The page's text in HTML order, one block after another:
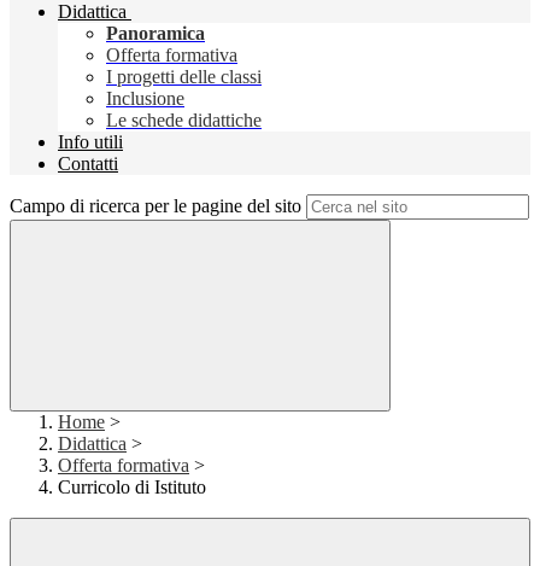
Didattica
Panoramica
Offerta formativa
I progetti delle classi
Inclusione
Le schede didattiche
Info utili
Contatti
Campo di ricerca per le pagine del sito
Home >
Didattica >
Offerta formativa >
Curricolo di Istituto